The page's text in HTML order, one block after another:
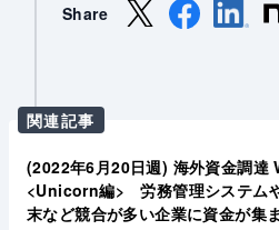
Share
関連記事
(2022年6月20日週) 海外資金調達
<Unicorn編> 労務管理システム
末など競合が多い企業に資金が集